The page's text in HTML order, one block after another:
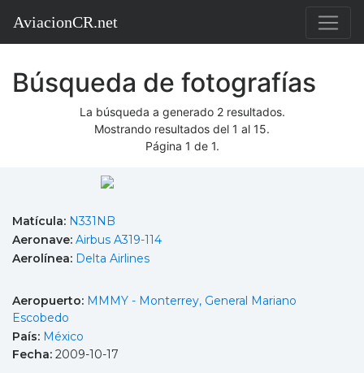
AviacionCR.net
Búsqueda de fotografías
La búsqueda a generado 2 resultados.
Mostrando resultados del 1 al 15.
Página 1 de 1.
Matícula: N331NB
Aeronave: Airbus A319-114
Aerolínea: Delta Airlines
Aeropuerto: MMMY - Monterrey, General Mariano
Escobedo
País: México
Fecha: 2009-10-17